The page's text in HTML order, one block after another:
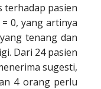
terhadap pasien
0, yang artinya
tenang dan
Dari 24 pasien
sugesti,
4 orang perlu